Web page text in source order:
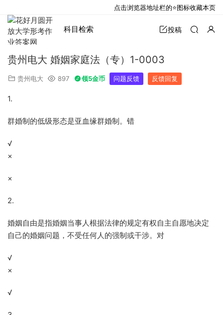
科目检索 投稿
贵州电大 婚姻家庭法（专）1-0003
贵州电大 897 领5金币 问题反馈 反馈回复
1.
群婚制的低级形态是亚血缘群婚制。错
√
×
×
2.
婚姻自由是指婚姻当事人根据法律的规定有权自主自愿地决定
自己的婚姻问题，不受任何人的强制或干涉。对
√
×
√
点击浏览器地址栏的⭐图标收藏本页